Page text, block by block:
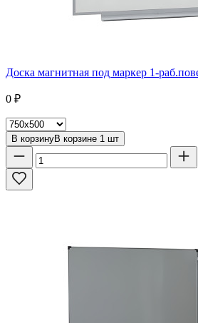
Доска магнитная под маркер 1-
0 ₽
В корзинуВ корзине 1 шт